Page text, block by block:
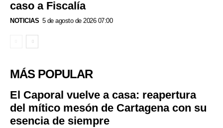
caso a Fiscalía
NOTICIAS 5 de agosto de 2026 07:00
MÁS POPULAR
El Caporal vuelve a casa: reapertura
del mítico mesón de Cartagena con su
esencia de siempre